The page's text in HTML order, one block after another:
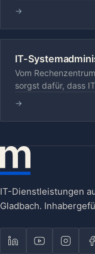
→
IT-
Vom
sorgst dafür, dass
→
IT-Dienstleistungen
Gladbach.